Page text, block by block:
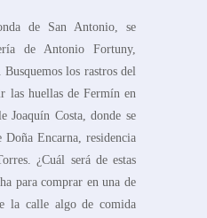
de San Antonio, se
de Antonio Fortuny,
los rastros del
las huellas de Fermín en
Joaquín Costa, donde se
Doña Encarna, residencia
¿Cuál será de estas
para comprar en una de
la calle algo de comida